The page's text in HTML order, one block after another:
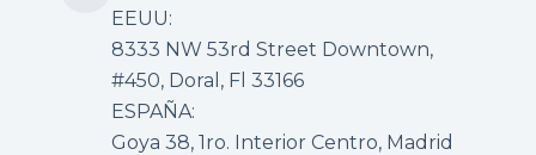
EEUU:
8333 NW 53rd Street Downtown,
#450, Doral, Fl 33166
ESPAÑA:
Goya 38, 1ro. Interior Centro, Madrid